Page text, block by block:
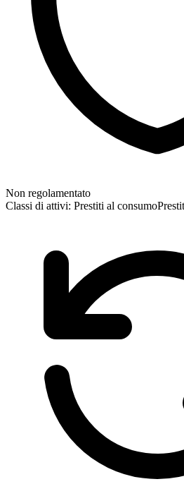
Non regolamentato
Classi di attivi: Prestiti al consumo